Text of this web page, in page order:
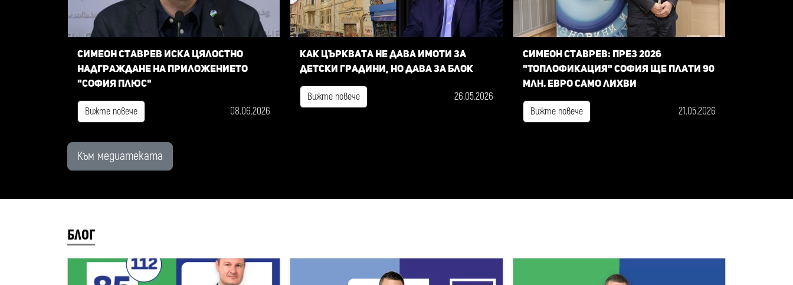
Симеон Ставрев иска цялостно
надграждане на приложението
"София плюс"
Вижте повече 08.06.2026
Как Църквата не дава имоти за
детски градини, но дава за блок
Вижте повече 26.05.2026
Симеон Ставрев: През 2026
"Топлофикация" София ще плати 90
млн. евро само лихви
Вижте повече 21.05.2026
Към медиатеката
БЛОГ